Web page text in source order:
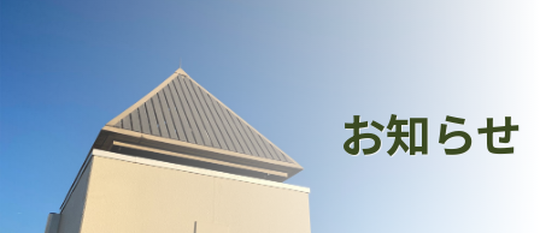
お知らせ